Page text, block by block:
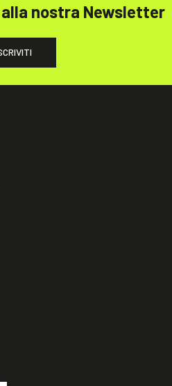
nostra Newsletter